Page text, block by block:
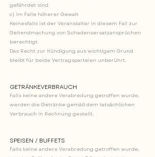
gefährdet sind
c) im Falle höherer Gewalt
Keinesfalls ist der Veranstalter in diesem Fall zur
Geltendmachung von Schadensersatzansprüchen
berechtigt.
Das Recht zur Kündigung aus wichtigem Grund
bleibt für beide Vertragsparteien unberührt.
GETRÄNKEVERBRAUCH
Falls keine andere Verabredung getroffen wurde,
werden die Getränke gemäß dem tatsächlichen
Verbrauch in Rechnung gestellt.
SPEISEN / BUFFETS
Falls keine andere Verabredung getroffen wurde,